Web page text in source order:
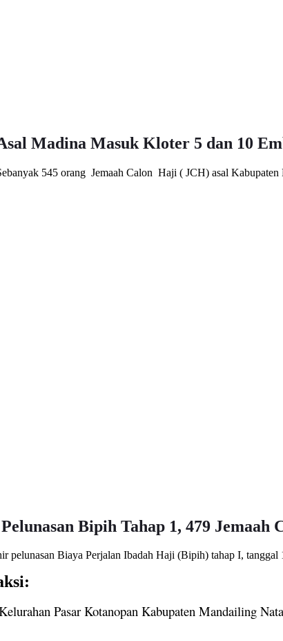
Madina Masuk Kloter 5 dan 10
545 orang Jemaah Calon Haji ( JCH) asal
Bipih Tahap 1, 479
pelunasan Biaya Perjalan Ibadah Haji (Bipih) tahap I,
Pasar Kotanopan Kabupaten Mandailing